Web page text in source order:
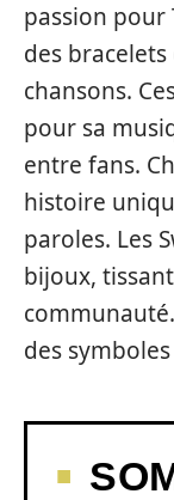
passion pour
des bracelets
chansons.
pour sa
entre fans.
histoire
paroles. Les
bijoux,
des